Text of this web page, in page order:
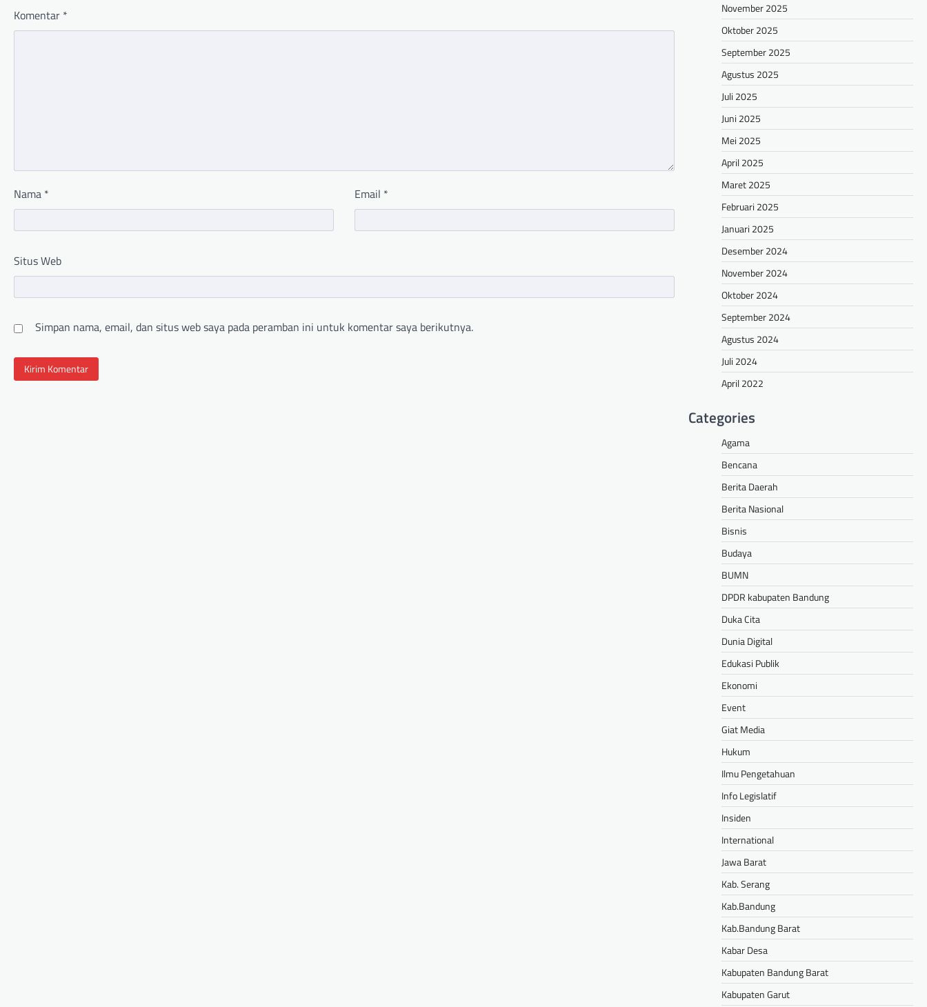
Komentar *
Nama * Email *
Situs Web
Simpan nama, email, dan situs web saya pada peramban ini untuk komentar saya berikutnya.
November 2025
Oktober 2025
September 2025
Agustus 2025
Juli 2025
Juni 2025
Mei 2025
April 2025
Maret 2025
Februari 2025
Januari 2025
Desember 2024
November 2024
Oktober 2024
September 2024
Agustus 2024
Juli 2024
April 2022
Categories
Agama
Bencana
Berita Daerah
Berita Nasional
Bisnis
Budaya
BUMN
DPDR kabupaten Bandung
Duka Cita
Dunia Digital
Edukasi Publik
Ekonomi
Event
Giat Media
Hukum
Ilmu Pengetahuan
Info Legislatif
Insiden
International
Jawa Barat
Kab. Serang
Kab.Bandung
Kab.Bandung Barat
Kabar Desa
Kabupaten Bandung Barat
Kabupaten Garut